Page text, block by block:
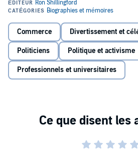
Commerce Divertissement et
Politiciens Politique et activisme
Professionnels et universitaires